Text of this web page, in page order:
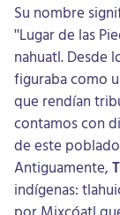
Su nombre
"Lugar de las
nahuatl. Desde
figuraba como
que rendían
contamos con
de este
Antiguamente,
indígenas: